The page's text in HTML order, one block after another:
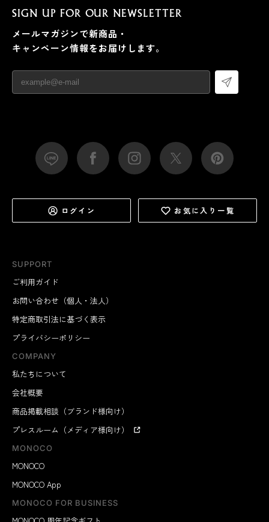
SUPPORT
ご利用ガイド
お問い合わせ（個人・法人）
特定商取引法に基づく表示
プライバシーポリシー
COMPANY
私たちについて
会社概要
商品掲載相談（ブランド様向け）
プレスルーム（メディア様向け）
MONOCO
MONOCO
MONOCO App
MONOCO FOR BUSINESS
SIGN UP FOR OUR NEWSLETTER
メールマガジンで新商品・
キャンペーン情報をお届けします。
ログイン お気に入り一覧